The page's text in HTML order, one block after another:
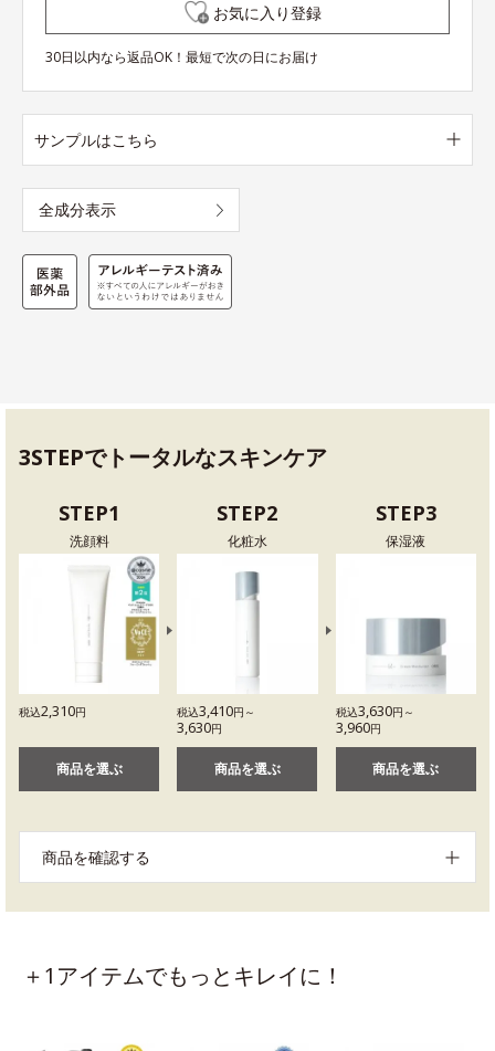
お気に入り登録
30日以内なら返品OK！最短で次の日にお届け
サンプルはこちら
全成分表示
3STEPでトータルなスキンケア
STEP1
洗顔料
税込2,310円
商品を選ぶ
STEP2
化粧水
税込3,410円～
3,630円
商品を選ぶ
STEP3
保湿液
税込3,630円～
3,960円
商品を選ぶ
商品を確認する
＋1アイテムでもっとキレイに！